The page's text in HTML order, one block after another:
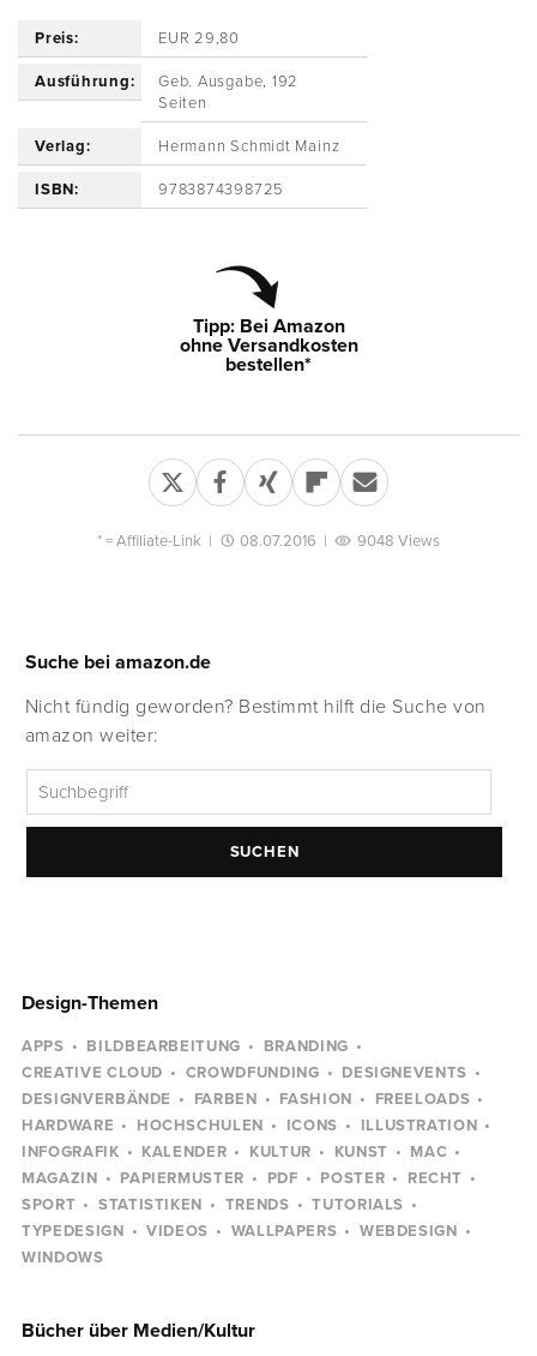
Preis: EUR 29,80
Ausführung:
Geb. Ausgabe, 192
Seiten
Verlag: Hermann Schmidt Mainz
ISBN: 9783874398725
Tipp: Bei Amazon
ohne Versandkosten
bestellen*
* =Affiliate-Link | 08.07.2016 | 9048 Views
Suche bei amazon.de
Nicht fündig geworden? Bestimmt hilft die Suche von
amazon weiter:
SUCHEN
Design-Themen
APPS BILDBEARBEITUNG
BRANDING
CREATIVE CLOUD
CROWDFUNDING
DESIGNEVENTS
DESIGNVERBÄNDE
FARBEN FASHION
FREELOADS
HARDWARE
HOCHSCHULEN ICONS
ILLUSTRATION
INFOGRAFIK
KALENDER KULTUR KUNST
MAC
MAGAZIN
PAPIERMUSTER PDF POSTER
RECHT
SPORT
STATISTIKEN TRENDS
TUTORIALS
TYPEDESIGN
VIDEOS WALLPAPERS
WEBDESIGN
WINDOWS
Bücher über Medien/Kultur